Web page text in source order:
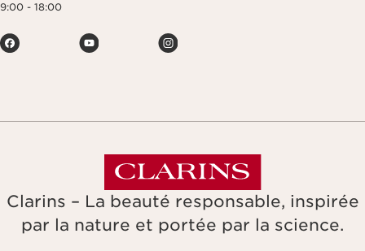
9:00 - 18:00
Clarins – La beauté responsable, inspirée
par la nature et portée par la science.